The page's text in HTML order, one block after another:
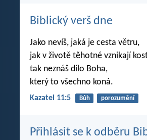
Biblický verš dne
Jako nevíš, jaká je cesta větru,
jak v životě těhotné vznikají
tak neznáš dílo Boha,
který to všechno koná.
Kazatel 11:5 Bůh porozumění
Přihlásit se k odběru